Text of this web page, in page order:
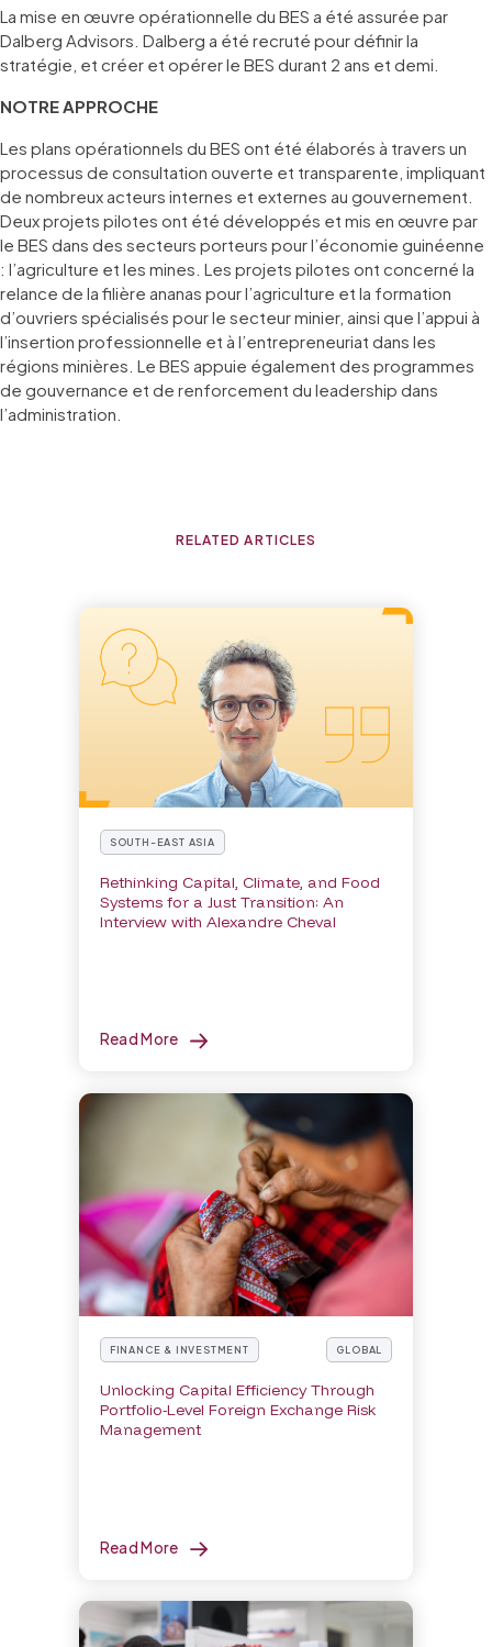
La mise en œuvre opérationnelle du BES a été assurée par
Dalberg Advisors. Dalberg a été recruté pour définir la
stratégie, et créer et opérer le BES durant 2 ans et demi.
NOTRE APPROCHE
Les plans opérationnels du BES ont été élaborés à travers un
processus de consultation ouverte et transparente, impliquant
de nombreux acteurs internes et externes au gouvernement.
Deux projets pilotes ont été développés et mis en œuvre par
le BES dans des secteurs porteurs pour l’économie guinéenne
: l’agriculture et les mines. Les projets pilotes ont concerné la
relance de la filière ananas pour l’agriculture et la formation
d’ouvriers spécialisés pour le secteur minier, ainsi que l’appui à
l’insertion professionnelle et à l’entrepreneuriat dans les
régions minières. Le BES appuie également des programmes
de gouvernance et de renforcement du leadership dans
l’administration.
RELATED ARTICLES
SOUTH-EAST ASIA
Rethinking Capital, Climate, and Food
Systems for a Just Transition: An
Interview with Alexandre Cheval
Read More
FINANCE & INVESTMENT GLOBAL
Unlocking Capital Efficiency Through
Portfolio-Level Foreign Exchange Risk
Management
Read More